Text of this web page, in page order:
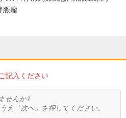
脈瘤
記入ください